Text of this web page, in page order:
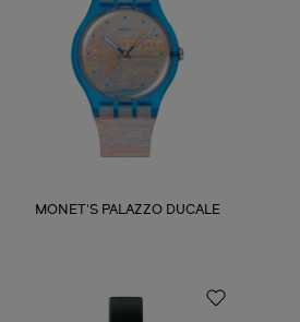
MONET'S PALAZZO DUCALE